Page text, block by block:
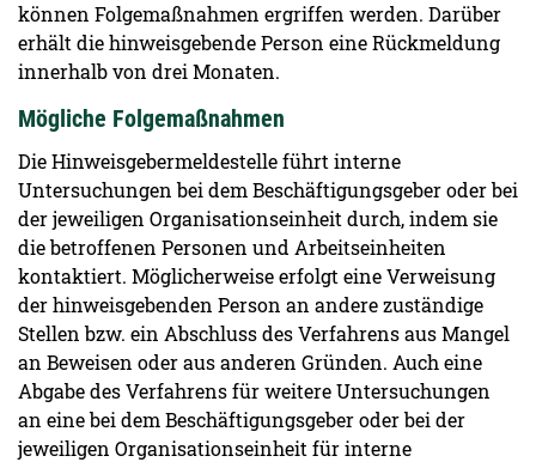
können Folgemaßnahmen ergriffen werden. Darüber
erhält die hinweisgebende Person eine Rückmeldung
innerhalb von drei Monaten.
Mögliche Folgemaßnahmen
Die Hinweisgebermeldestelle führt interne
Untersuchungen bei dem Beschäftigungsgeber oder bei
der jeweiligen Organisationseinheit durch, indem sie
die betroffenen Personen und Arbeitseinheiten
kontaktiert. Möglicherweise erfolgt eine Verweisung
der hinweisgebenden Person an andere zuständige
Stellen bzw. ein Abschluss des Verfahrens aus Mangel
an Beweisen oder aus anderen Gründen. Auch eine
Abgabe des Verfahrens für weitere Untersuchungen
an eine bei dem Beschäftigungsgeber oder bei der
jeweiligen Organisationseinheit für interne